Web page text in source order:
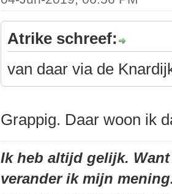
Atrike schreef:
van daar via de
Grappig. Daar woon ik
Ik heb altijd gelijk.
verander ik mijn